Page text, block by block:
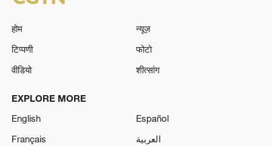
होम
न्यूज़
टिप्पणी
फोटो
वीडियो
शीत्सांग
EXPLORE MORE
English
Español
Français
العربية